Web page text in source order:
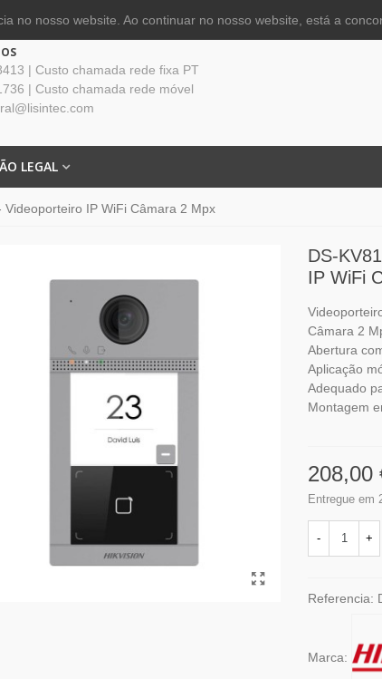
| Custo chamada rede fixa PT
| Custo chamada rede móvel
LEGAL
Videoporteiro IP WiFi Câmara 2 Mpx
DS-
IP WiFi
Câmara 2
Abertura
Aplicação
Adequado
Montagem
208,00
Entregue em
- +
Referencia:
Marca:
no nosso website. Ao continuar no nosso website, está a